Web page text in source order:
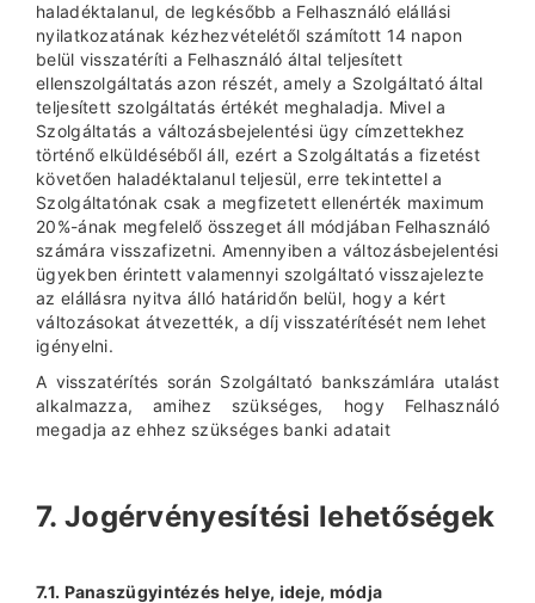
haladéktalanul, de legkésőbb a Felhasználó elállási
nyilatkozatának kézhezvételétől számított 14 napon
belül visszatéríti a Felhasználó által teljesített
ellenszolgáltatás azon részét, amely a Szolgáltató által
teljesített szolgáltatás értékét meghaladja. Mivel a
Szolgáltatás a változásbejelentési ügy címzettekhez
történő elküldéséből áll, ezért a Szolgáltatás a fizetést
követően haladéktalanul teljesül, erre tekintettel a
Szolgáltatónak csak a megfizetett ellenérték maximum
20%-ának megfelelő összeget áll módjában Felhasználó
számára visszafizetni. Amennyiben a változásbejelentési
ügyekben érintett valamennyi szolgáltató visszajelezte
az elállásra nyitva álló határidőn belül, hogy a kért
változásokat átvezették, a díj visszatérítését nem lehet
igényelni.
A visszatérítés során Szolgáltató bankszámlára utalást
alkalmazza, amihez szükséges, hogy Felhasználó
megadja az ehhez szükséges banki adatait
7. Jogérvényesítési lehetőségek
7.1. Panaszügyintézés helye, ideje, módja